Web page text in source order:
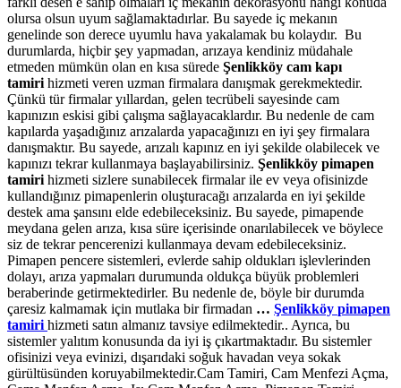
olursa olsun uyum sağlamaktadırlar. Bu sayede iç mekanın
genelinde son derece uyumlu hava yakalamak bu kolaydır. Bu
durumlarda, hiçbir şey yapmadan, arızaya kendiniz müdahale
etmeden mümkün olan en kısa sürede Şenlikköy cam kapı
tamiri hizmeti veren uzman firmalara danışmak gerekmektedir.
Çünkü tür firmalar yıllardan, gelen tecrübeli sayesinde cam
kapınızın eskisi gibi çalışma sağlayacaklardır. Bu nedenle de cam
kapılarda yaşadığınız arızalarda yapacağınızı en iyi şey firmalara
danışmaktır. Bu sayede, arızalı kapınız en iyi şekilde olabilecek ve
kapınızı tekrar kullanmaya başlayabilirsiniz. Şenlikköy pimapen
tamiri hizmeti sizlere sunabilecek firmalar ile ev veya ofisinizde
kullandığınız pimapenlerin oluşturacağı arızalarda en iyi şekilde
destek ama şansını elde edebileceksiniz. Bu sayede, pimapende
meydana gelen arıza, kısa süre içerisinde onarılabilecek ve böylece
siz de tekrar pencerenizi kullanmaya devam edebileceksiniz.
Pimapen pencere sistemleri, evlerde sahip oldukları işlevlerinden
dolayı, arıza yapmaları durumunda oldukça büyük problemleri
beraberinde getirmektedirler. Bu nedenle de, böyle bir durumda
çaresiz kalmamak için mutlaka bir firmadan … Şenlikköy pimapen
tamiri hizmeti satın almanız tavsiye edilmektedir.. Ayrıca, bu
sistemler yalıtım konusunda da iyi iş çıkartmaktadır. Bu sistemler
ofisinizi veya evinizi, dışarıdaki soğuk havadan veya sokak
gürültüsünden koruyabilmektedir.Cam Tamiri, Cam Menfezi Açma,